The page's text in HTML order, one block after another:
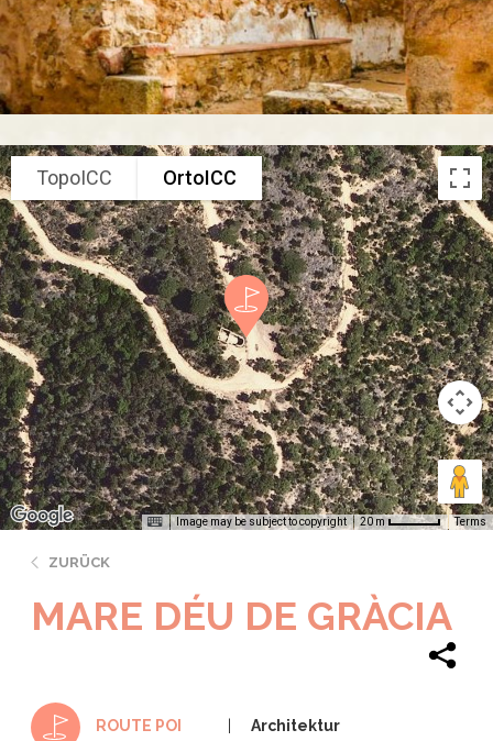
TopoICC OrtoICC
Image may be subject to copyright 20 m Terms
ZURÜCK
MARE DÉU DE GRÀCIA
ROUTE POI Architektur